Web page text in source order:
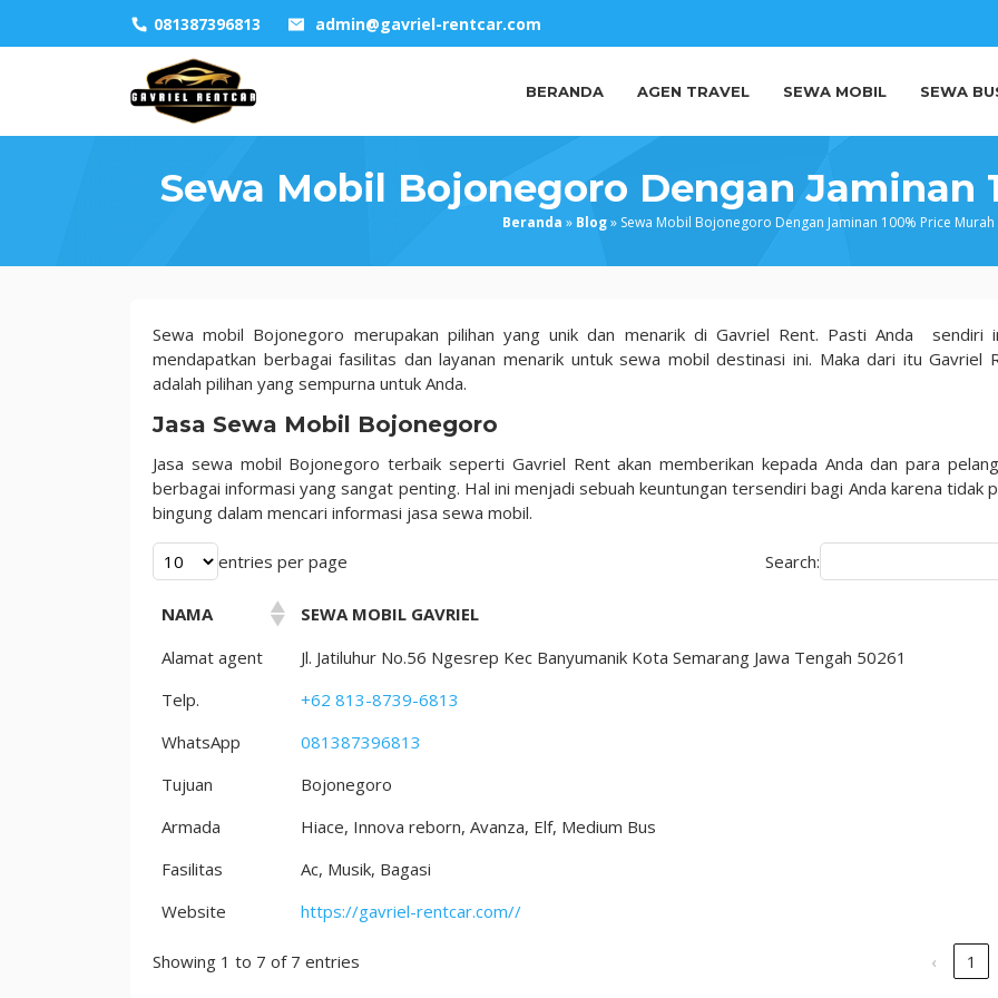
081387396813 admin@gavriel-rentcar.com
BERANDA AGEN TRAVEL SEWA MOBIL SEWA
Sewa Mobil Bojonegoro Dengan Jaminan
Beranda » Blog» Sewa Mobil Bojonegoro Dengan Jaminan 100% Price Murah
Sewa
Mobil
Bojonegoro
Jaminan
100%
Price
Murah
Sewa mobil Bojonegoro merupakan pilihan yang unik dan menarik di Gavriel Rent. Pasti Anda sendiri
mendapatkan berbagai fasilitas dan layanan menarik untuk sewa mobil destinasi ini. Maka dari itu Gavriel
adalah pilihan yang sempurna untuk Anda.
Jasa Sewa Mobil Bojonegoro
Jasa sewa mobil Bojonegoro terbaik seperti Gavriel Rent akan memberikan kepada Anda dan para
berbagai informasi yang sangat penting. Hal ini menjadi sebuah keuntungan tersendiri bagi Anda karena tidak
bingung dalam mencari informasi jasa sewa mobil.
entries per page Search:
NAMA
SEWA MOBIL GAVRIEL
Alamat agent
Jl. Jatiluhur No.56 Ngesrep Kec Banyumanik Kota Semarang Jawa Tengah 50261
Telp.
+62 813-8739-6813
WhatsApp
081387396813
Tujuan
Bojonegoro
Armada
Hiace, Innova reborn, Avanza, Elf, Medium Bus
Fasilitas
Ac, Musik, Bagasi
Website
https://gavriel-rentcar.com//
Showing 1 to 7 of 7 entries ‹ 1